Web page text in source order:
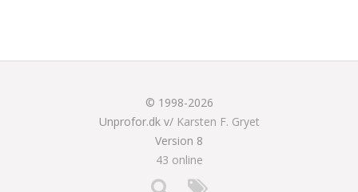
© 1998-2026
Unprofor.dk v/ Karsten F. Gryet
Version 8
43 online